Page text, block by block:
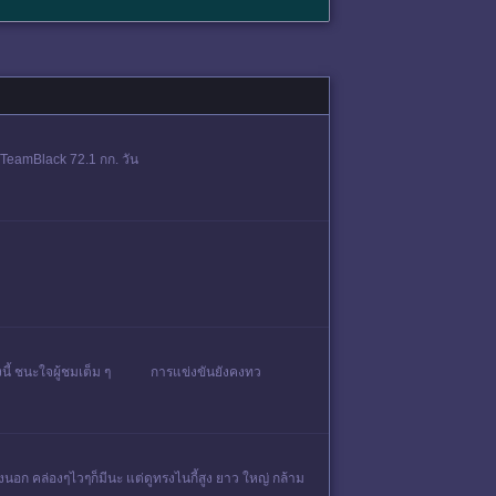
72.1 กก. วัน
รั้งนี้ ชนะใจผู้ชมเต็ม ๆ การแข่งขันยังคงทว
อก คล่องๆไวๆก็มีนะ แต่ดูทรงไนกี้สูง ยาว ใหญ่ กล้าม